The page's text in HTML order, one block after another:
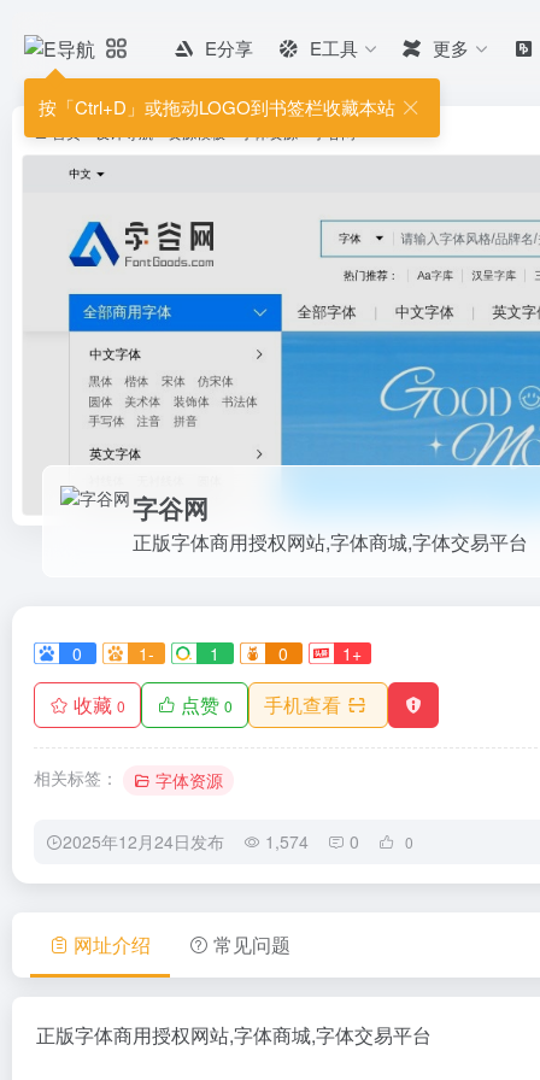
按「Ctrl+D」或拖动LOGO到书签栏收藏本站
E分享 E工具 更多
字谷网
正版字体商用授权网站,字体商城,字体交易平台
0 1- 1 0 1+
收藏 0 点赞 0 手机查看
相关标签： 字体资源
2025年12月24日发布 1,574 0 0
正版字体商用授权网站,字体商城,
网址介绍 常见问题
正版字体商用授权网站,字体商城,字体交易平台